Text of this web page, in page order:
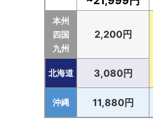
本州
四国
九州
2,200円
北海道 3,080円
沖縄 11,880円